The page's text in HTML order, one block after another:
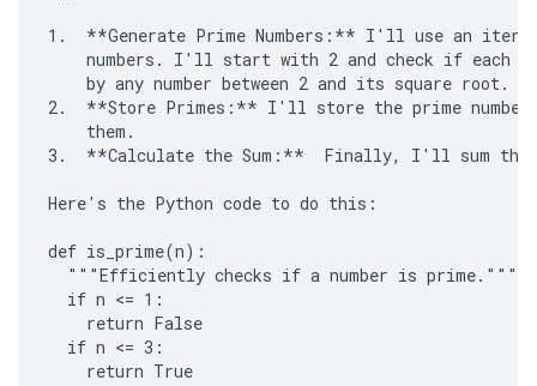
1.  **Generate Prime Numbers:** I'll use an
numbers. I'll start with 2 and check if each
by any number between 2 and its square root.
2.  **Store Primes:** I'll store the prime
    them.
3.  **Calculate the Sum:**  Finally, I'll sum the
Here's the Python code to do this:
def is_prime(n):
  """Efficiently checks if a number is prime."""
  if n <= 1:
    return False
  if n <= 3:
    return True